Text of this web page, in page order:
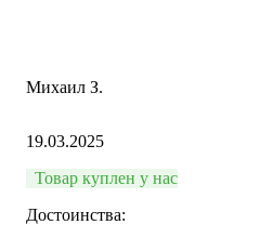
Михаил З.
19.03.2025
Товар куплен у нас
Достоинства: